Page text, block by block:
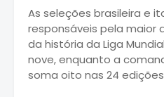
As seleções brasileira e
responsáveis pela maior
da história da Liga
nove, enquanto a
soma oito nas 24